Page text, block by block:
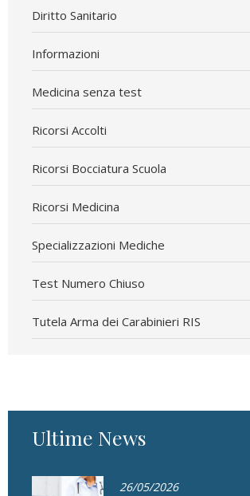
Diritto Sanitario
Informazioni
Medicina senza test
Ricorsi Accolti
Ricorsi Bocciatura Scuola
Ricorsi Medicina
Specializzazioni Mediche
Test Numero Chiuso
Tutela Arma dei Carabinieri RIS
Ultime News
26/05/2026